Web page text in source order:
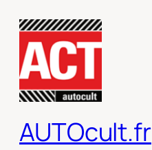
contenu
AUTOcult.fr